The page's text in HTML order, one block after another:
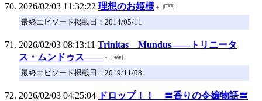
2026/02/03 11:32:22 理想のお姫様
最終エピソード掲載日：2014/05/11
2026/02/03 08:13:11 Trinitas Mundus――トリニータ
ス・ムンドゥス――
最終エピソード掲載日：2019/11/08
2026/02/03 04:25:04 ドロップ！！ 〓香りの令嬢物語〓